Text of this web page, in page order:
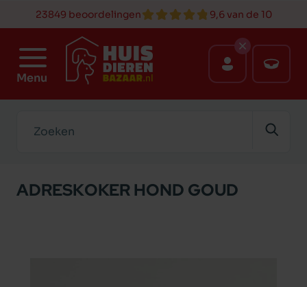
23849 beoordelingen 9,6 van de 10
Menu
ADRESKOKER HOND GOUD